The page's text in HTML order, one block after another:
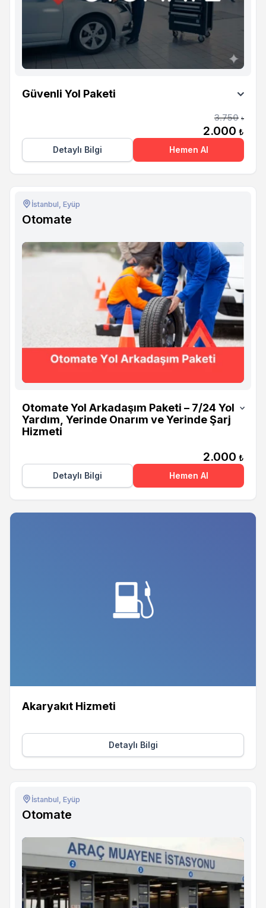
Güvenli Yol Paketi
3.750 ₺
2.000 ₺
Detaylı Bilgi
Hemen Al
İstanbul, Eyüp
Otomate
Otomate Yol Arkadaşım Paketi – 7/24 Yol
Yardım, Yerinde Onarım ve Yerinde Şarj
Hizmeti
2.000 ₺
Detaylı Bilgi
Hemen Al
Akaryakıt Hizmeti
Detaylı Bilgi
İstanbul, Eyüp
Otomate